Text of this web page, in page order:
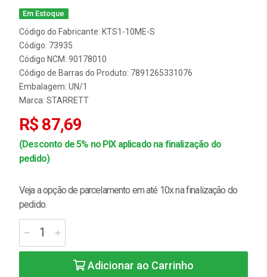
Em Estoque
Código do Fabricante: KTS1-10ME-S
Código: 73935
Código NCM: 90178010
Código de Barras do Produto: 7891265331076
Embalagem: UN/1
Marca: STARRETT
R$ 87,69
(Desconto de 5% no PIX aplicado na finalização do
pedido)
Veja a opção de parcelamento em até 10x na finalização do
pedido.
Adicionar ao Carrinho